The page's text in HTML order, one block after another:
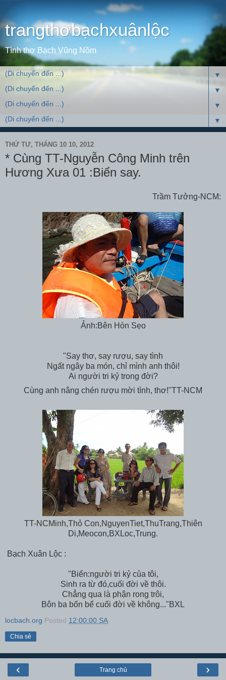
trangthơbạchxuânlộc
Tình thơ Bạch Vũng Nồm
▼
▼
▼
▼
THỨ TƯ, THÁNG 10 10, 2012
* Cùng TT-Nguyễn Công Minh trên
Hương Xưa 01 :Biển say.
Trầm Tưởng-NCM:
Ảnh:Bên Hòn Sẹo
"Say thơ, say rượu, say tình
Ngất ngây ba món, chỉ mình anh thôi!
Ai người tri kỷ trong đời?
Cùng anh nâng chén rượu mời tình, thơ!"TT-NCM
TT-NCMinh,Thỏ Con,NguyenTiet,ThuTrang,Thiên
Di,Meocon,BXLoc,Trung.
Bạch Xuân Lộc :
"Biển:người tri kỷ của tôi,
Sinh ra từ đó,cuối đời về thôi.
Chẳng qua là phận rong trôi,
Bôn ba bốn bể cuối đời về không..."BXL
locbach.org Posted 12:00:00 SA
Chia sẻ
‹ ›
Trang chủ